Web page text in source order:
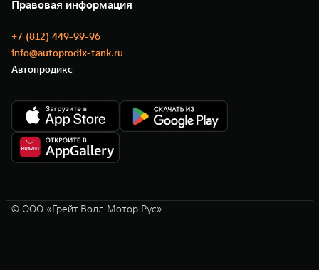
Моторные масла
Правовая информация
+7 (812) 449-99-96
info@autoprodix-tank.ru
Автопродикс
© ООО «Грейт Волл Мотор Рус»